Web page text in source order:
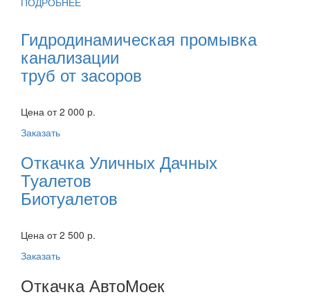
Гидродинамическая промывка
канализации
труб от засоров
Цена от 2 000 р.
Заказать
Откачка Уличных Дачных
Туалетов
Биотуалетов
Цена от 2 500 р.
Заказать
Откачка АвтоМоек